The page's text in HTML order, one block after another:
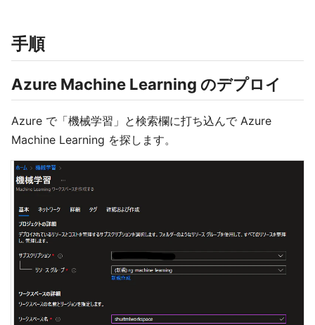
手順
Azure Machine Learning のデプロイ
Azure で「機械学習」と検索欄に打ち込んで Azure
Machine Learning を探します。